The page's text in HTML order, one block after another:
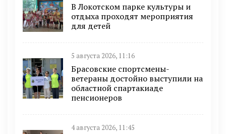
В Локотском парке культуры и
отдыха проходят мероприятия
для детей
5 августа 2026, 11:16
Брасовские спортсмены-
ветераны достойно выступили на
областной спартакиаде
пенсионеров
4 августа 2026, 11:45